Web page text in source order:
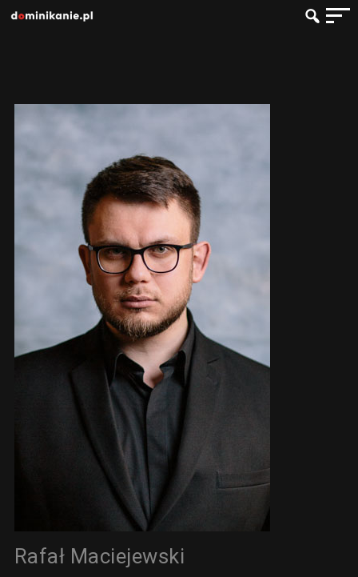
Rafał Maciejewski